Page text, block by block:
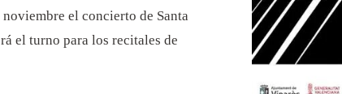
el concierto de Santa
el turno para los recitales de
By clicking the Accept button, you agree to us doing so.More info